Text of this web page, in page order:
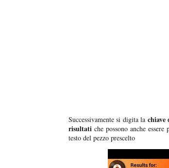
Successivamente si digita la chiave
risultati che possono anche
testo del pezzo prescelto